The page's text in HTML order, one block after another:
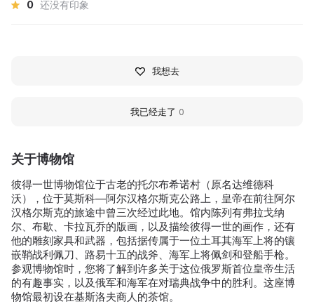
关于博物馆
彼得一世博物馆位于古老的托尔布希诺村（原名达维德科
沃），位于莫斯科—阿尔汉格尔斯克公路上，皇帝在前往阿尔
汉格尔斯克的旅途中曾三次经过此地。馆内陈列有弗拉戈纳
尔、布歇、卡拉瓦乔的版画，以及描绘彼得一世的画作，还有
他的雕刻家具和武器，包括据传属于一位土耳其海军上将的镶
嵌鞘战利佩刀、路易十五的战斧、海军上将佩剑和登船手枪。
参观博物馆时，您将了解到许多关于这位俄罗斯首位皇帝生活
的有趣事实，以及俄军和海军在对瑞典战争中的胜利。这座博
物馆最初设在基斯洛夫商人的茶馆。
0 还没有印象
我想去
我已经走了 0